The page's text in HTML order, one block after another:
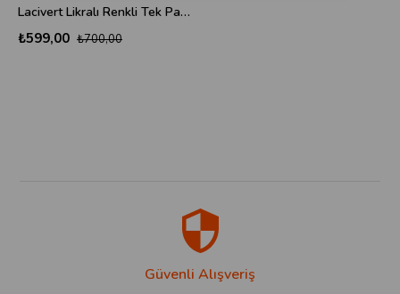
Lacivert Likralı Renkli Tek Pantolon
₺599,00 ₺700,00
Güvenli Alışveriş